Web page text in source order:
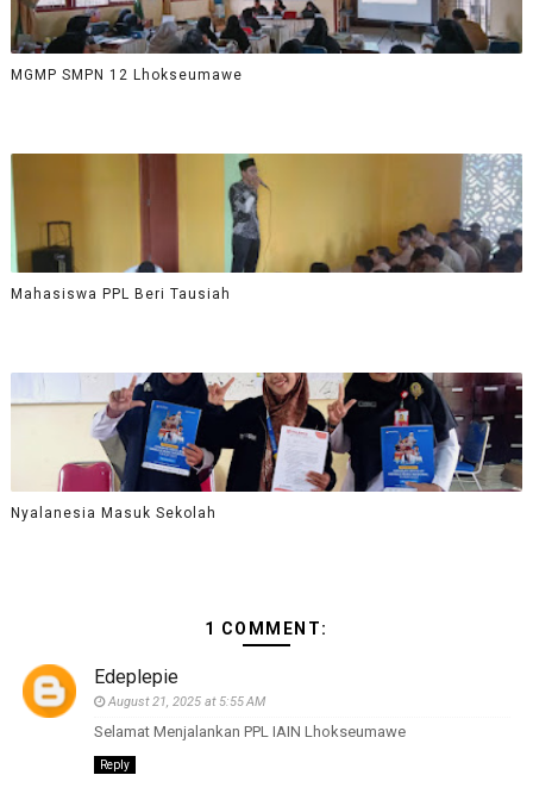
MGMP SMPN 12 Lhokseumawe
Mahasiswa PPL Beri Tausiah
Nyalanesia Masuk Sekolah
1 COMMENT:
Edeplepie
August 21, 2025 at 5:55 AM
Selamat Menjalankan PPL IAIN Lhokseumawe
Reply